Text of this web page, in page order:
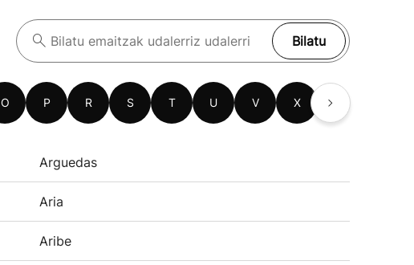
Bilatu
O P R S T U V X
Arguedas
Aria
Aribe